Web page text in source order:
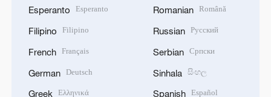
Esperanto Esperanto
Filipino Filipino
French Français
German Deutsch
Greek Ελληνικά
Romanian Română
Russian Русский
Serbian Српски
Sinhala සිංහල
Spanish Español